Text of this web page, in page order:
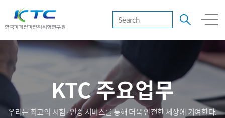
KTC 주요업무
우리는 최고의 시험·인증 서비스를 통해 더욱 안전한 세상에 기여한다.